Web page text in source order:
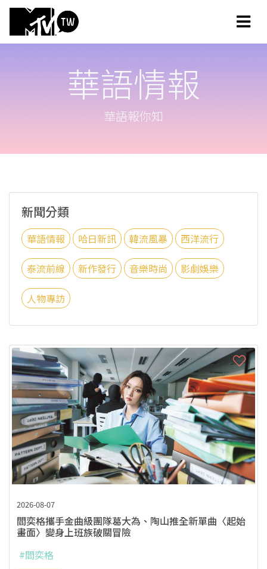
華語情報
華語報你知
新聞分類
華語情報 哈日新訊 韓流風暴 西洋流行
泰流前線 新作發行 音樂時尚 影劇娛樂
人物專訪
2026-08-07
閻奕格攜手金曲級團隊葛大為、陶山推全新單曲〈起始
畫面〉變身上班族破關冒險
#閻奕格